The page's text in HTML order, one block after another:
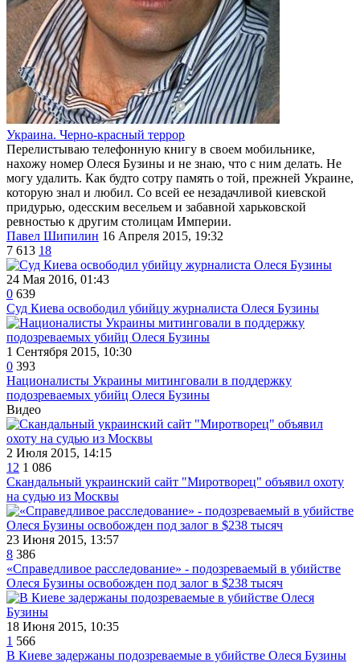
Украина. Черно-красный террор
Перелистываю телефонную книгу в своем мобильнике,
нахожу номер Олеся Бузины и не знаю, что с ним делать. Не
могу удалить. Как будто сотру память о той, прежней Украине,
которую знал и любил. Со всей ее незадачливой киевской
придурью, одесским весельем и забавной харьковской
ревностью к другим столицам Империи.
Павел Шипилин 16 Апреля 2015, 19:32
7 613 18
24 Мая 2016, 01:43
0 639
Суд Киева освободил убийцу журналиста Олеся Бузины
1 Сентября 2015, 10:30
0 393
Националисты Украины митинговали в поддержку
подозреваемых убийц Олеся Бузины
Видео
2 Июля 2015, 14:15
12 1 086
Скандальный украинский сайт "Миротворец" объявил охоту
на судью из Москвы
23 Июня 2015, 13:57
8 386
«Справедливое расследование» - подозреваемый в убийстве
Олеся Бузины освобожден под залог в $238 тысяч
18 Июня 2015, 10:35
1 566
В Киеве задержаны подозреваемые в убийстве Олеся Бузины